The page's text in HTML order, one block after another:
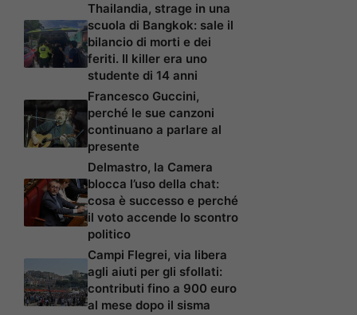
Thailandia, strage in una
scuola di Bangkok: sale il
bilancio di morti e dei
feriti. Il killer era uno
studente di 14 anni
Francesco Guccini,
perché le sue canzoni
continuano a parlare al
presente
Delmastro, la Camera
blocca l’uso della chat:
cosa è successo e perché
il voto accende lo scontro
politico
Campi Flegrei, via libera
agli aiuti per gli sfollati:
contributi fino a 900 euro
al mese dopo il sisma